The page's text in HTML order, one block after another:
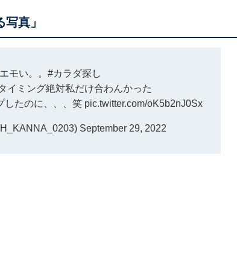
真」
エモい。。 #カラダ探し
イミング絶対私だけ合わんかった
したのに、、、笑 pic.twitter.com/oK5b2nJ0Sx
September 29, 2022